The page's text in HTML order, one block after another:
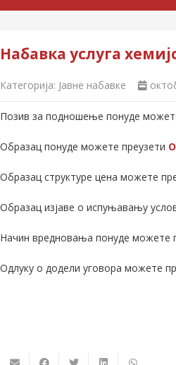
Набавка услуга
Категорија: Јавне набавке
Позив за подношење понуде
Образац понуде можете преузети
Образац структуре цена можете
Образац изјаве о испуњавању
Начин вредновања понуде можете
Одлуку о додели уговора можете